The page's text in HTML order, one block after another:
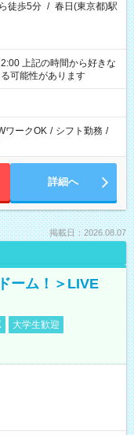
徒歩5分 / 春日(東京都)駅
きな
可能性があります
ワークOK / シフト勤務 /
詳細へ
掲載日：2026.08.07
ーム！＞LIVE
大学生歓迎